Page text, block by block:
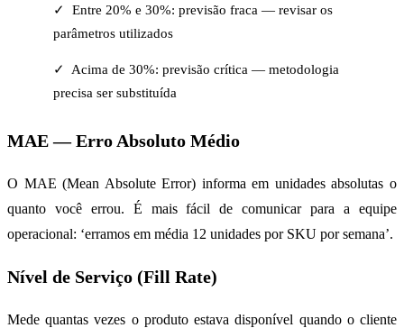
✓ Entre 20% e 30%: previsão fraca — revisar os
parâmetros utilizados
✓ Acima de 30%: previsão crítica — metodologia
precisa ser substituída
MAE — Erro Absoluto Médio
O MAE (Mean Absolute Error) informa em unidades absolutas o
quanto você errou. É mais fácil de comunicar para a equipe
operacional: ‘erramos em média 12 unidades por SKU por semana’.
Nível de Serviço (Fill Rate)
Mede quantas vezes o produto estava disponível quando o cliente